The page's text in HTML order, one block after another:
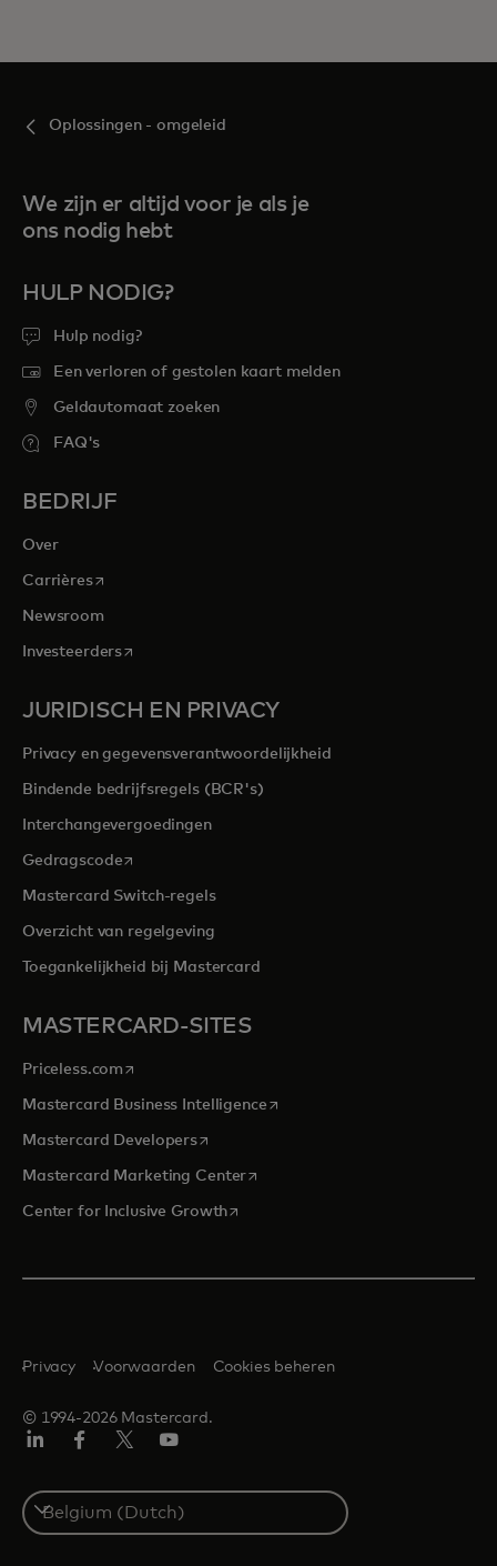
Oplossingen - omgeleid
We zijn er altijd voor je als je
ons nodig hebt
HULP NODIG?
Hulp nodig?
Een verloren of gestolen kaart melden
Geldautomaat zoeken
FAQ's
BEDRIJF
Over
Carrièresopens in a new tab
Newsroom
Investeerdersopens in a new tab
JURIDISCH EN PRIVACY
Privacy en gegevensverantwoordelijkheid
Bindende bedrijfsregels (BCR's)
Interchangevergoedingen
Gedragscodeopens in a new tab
Mastercard Switch-regels
Overzicht van regelgeving
Toegankelijkheid bij Mastercard
MASTERCARD-SITES
Priceless.com opens in a new tab
Mastercard Business Intelligenceopens in a new tab
Mastercard Developersopens in a new tab
Mastercard Marketing Centeropens in a new tab
Center for Inclusive Growthopens in a new tab
© 1994-2026 Mastercard.
Privacy Voorwaarden Cookies beheren
Select
a
country